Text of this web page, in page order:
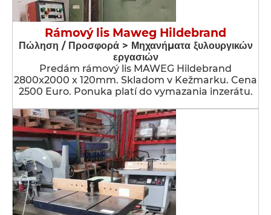
Rámový lis Maweg Hildebrand
Πώληση / Προσφορά > Μηχανήματα ξυλουργικών
εργασιών
Predám rámový lis MAWEG Hildebrand
2800x2000 x 120mm. Skladom v Kežmarku. Cena
2500 Euro. Ponuka platí do vymazania inzerátu.